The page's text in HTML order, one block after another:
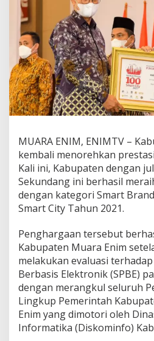
r
a
E
n
i
m
R
a
i
h
P
h
a
r
g
S
m
a
r
t
B
r
a
n
d
MUARA ENIM, ENIMTV –
kembali menorehkan
Kali ini, Kabupaten dengan
Sekundang ini berhasil
dengan kategori Smart
Smart City Tahun 2021.
Penghargaan tersebut
Kabupaten Muara Enim
melakukan evaluasi
Berbasis Elektronik (SPBE)
dengan merangkul seluruh
Lingkup Pemerintah
Enim yang dimotori oleh
Informatika (Diskominfo)